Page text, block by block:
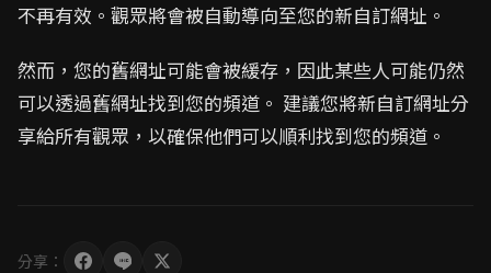
不再有效。觀眾將會被自動導向至您的新自訂網址。
然而，您的舊網址可能會被緩存，因此某些人可能仍然
可以透過舊網址找到您的頻道。 建議您將新自訂網址分
享給所有觀眾，以確保他們可以順利找到您的頻道。
分享：